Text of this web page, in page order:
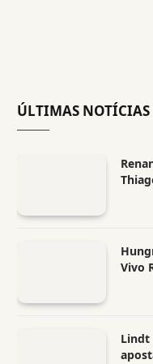
ÚLTIMAS NOTÍCIAS
Vivo
Lindt